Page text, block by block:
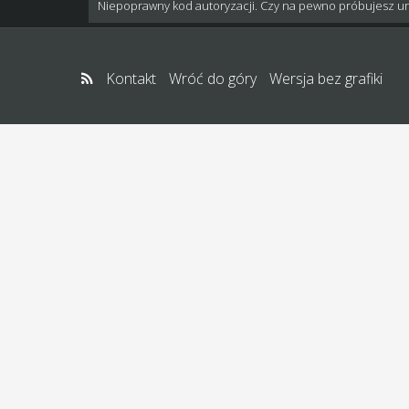
Niepoprawny kod autoryzacji. Czy na pewno próbujesz
Kontakt Wróć do góry Wersja bez grafiki